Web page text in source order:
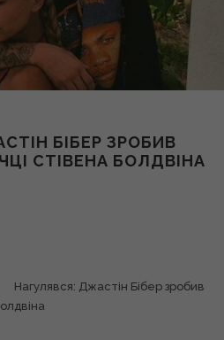
БІБЕР ЗРОБИВ
СТІВЕНА БОЛДВІНА
Нагулявся: Джастін Бібер зробив